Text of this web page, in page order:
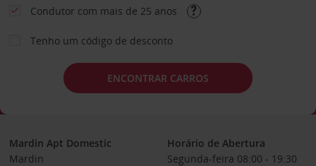
Condutor com mais de 25 anos
Tenho um código de desconto
ENCONTRAR CARROS
Mardin Apt Domestic
Mardin
Horário de Abertura
Segunda-feira 08:00 - 19:30